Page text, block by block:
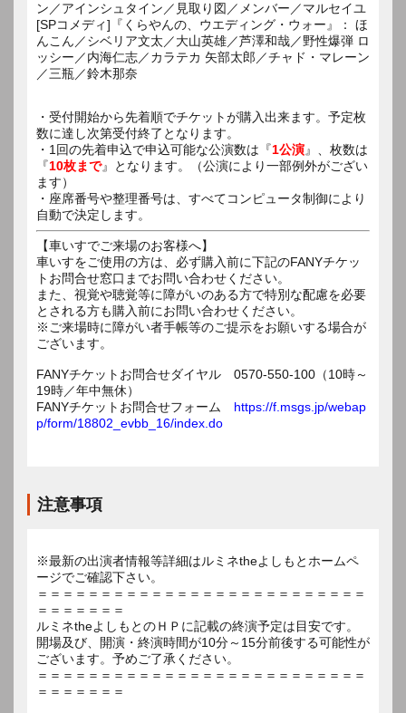
ン／アインシュタイン／見取り図／メンバー／マルセイユ
[SPコメディ]『くらやんの、ウエディング・ウォー』： ほ
んこん／シベリア文太／大山英雄／芦澤和哉／野性爆弾 ロ
ッシー／内海仁志／カラテカ 矢部太郎／チャド・マレーン
／三瓶／鈴木那奈
・受付開始から先着順でチケットが購入出来ます。予定枚
数に達し次第受付終了となります。
・1回の先着申込で申込可能な公演数は『1公演』、枚数は
『10枚まで』となります。（公演により一部例外がござい
ます）
・座席番号や整理番号は、すべてコンピュータ制御により
自動で決定します。
【車いすでご来場のお客様へ】
車いすをご使用の方は、必ず購入前に下記のFANYチケッ
トお問合せ窓口までお問い合わせください。
また、視覚や聴覚等に障がいのある方で特別な配慮を必要
とされる方も購入前にお問い合わせください。
※ご来場時に障がい者手帳等のご提示をお願いする場合が
ございます。
FANYチケットお問合せダイヤル 0570-550-100（10時～
19時／年中無休）
FANYチケットお問合せフォーム https://f.msgs.jp/webap
p/form/18802_evbb_16/index.do
注意事項
※最新の出演者情報等詳細はルミネtheよしもとホームペ
ージでご確認下さい。
＝＝＝＝＝＝＝＝＝＝＝＝＝＝＝＝＝＝＝＝＝＝＝＝＝＝
＝＝＝＝＝＝＝
ルミネtheよしもとのＨＰに記載の終演予定は目安です。
開場及び、開演・終演時間が10分～15分前後する可能性が
ございます。予めご了承ください。
＝＝＝＝＝＝＝＝＝＝＝＝＝＝＝＝＝＝＝＝＝＝＝＝＝＝
＝＝＝＝＝＝＝